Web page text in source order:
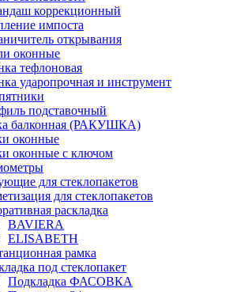
коррекционный
импоста
открывания
оконные
тефлоновая
ударопрочная и инструмент
подставочный
балконная (РАКУШКА)
оконные
оконные с ключом
для стеклопакетов
для стеклопакетов
раскладка
BAVIERA
ELISABETH
рамка
под стеклопакет
Подкладка ФАСОВКА